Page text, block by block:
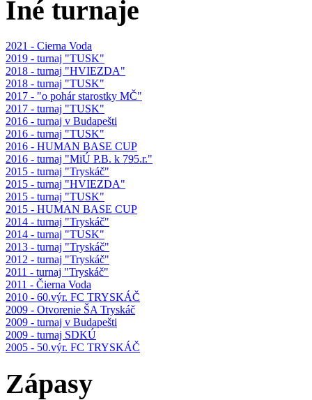
Iné turnaje
2021 - Cierna Voda
2019 - turnaj "TUSK"
2018 - turnaj "HVIEZDA"
2018 - turnaj "TUSK"
2017 - "o pohár starostky MČ"
2017 - turnaj "TUSK"
2016 - turnaj v Budapešti
2016 - turnaj "TUSK"
2016 - HUMAN BASE CUP
2016 - turnaj "MiÚ P.B. k 795.r."
2015 - turnaj "Tryskáč"
2015 - turnaj "HVIEZDA"
2015 - turnaj "TUSK"
2015 - HUMAN BASE CUP
2014 - turnaj "Tryskáč"
2014 - turnaj "TUSK"
2013 - turnaj "Tryskáč"
2012 - turnaj "Tryskáč"
2011 - turnaj "Tryskáč"
2011 - Čierna Voda
2010 - 60.výr. FC TRYSKÁČ
2009 - Otvorenie ŠA Tryskáč
2009 - turnaj v Budapešti
2009 - turnaj SDKÚ
2005 - 50.výr. FC TRYSKÁČ
Zápasy